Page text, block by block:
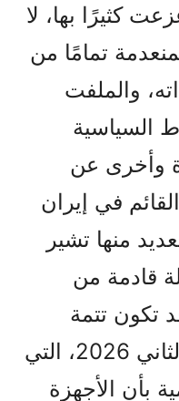
كثيرًا بها، لا
تمامًا من
والملفت
السياسية
وأخرى عن
في إيران
منها تشير
قادمة من
تكون تتمة
لاحتجاجات يناير/كانون الثاني 2026، التي
بأن الأجهزة